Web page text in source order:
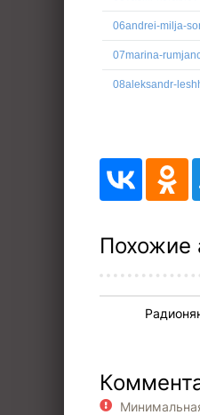
06andrei-milja-
07marina-
08aleksandr-
Похожие